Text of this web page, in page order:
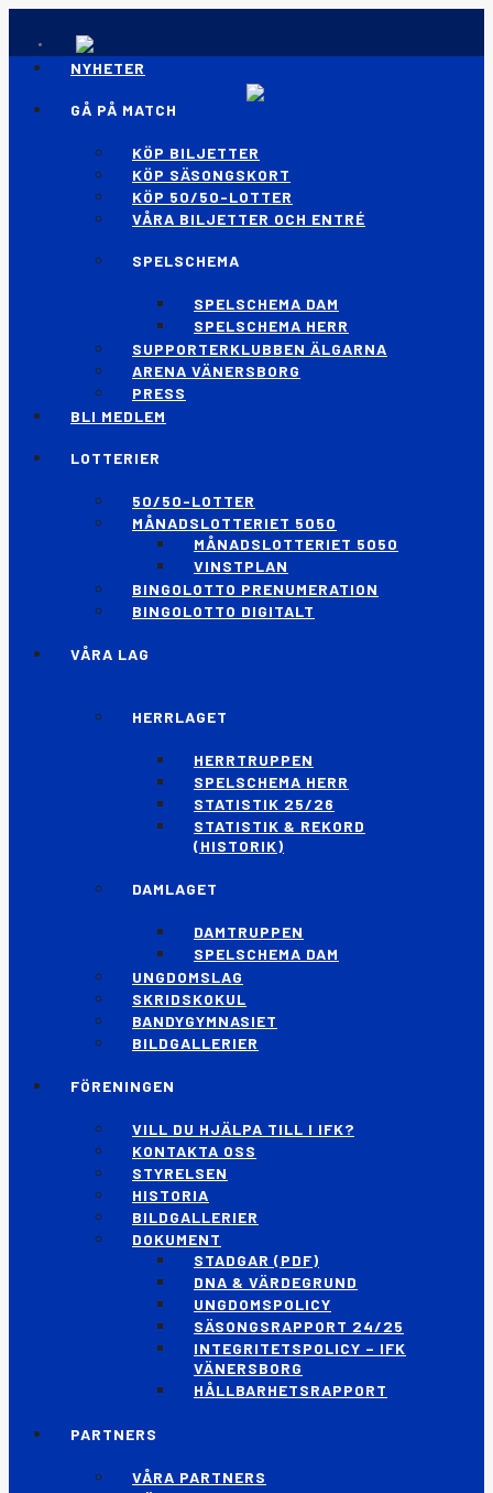
NYHETER
GÅ PÅ MATCH
KÖP BILJETTER
KÖP SÄSONGSKORT
KÖP 50/50-LOTTER
VÅRA BILJETTER OCH ENTRÉ
SPELSCHEMA
SPELSCHEMA DAM
SPELSCHEMA HERR
SUPPORTERKLUBBEN ÄLGARNA
ARENA VÄNERSBORG
PRESS
BLI MEDLEM
LOTTERIER
50/50-LOTTER
MÅNADSLOTTERIET 5050
MÅNADSLOTTERIET 5050
VINSTPLAN
BINGOLOTTO PRENUMERATION
BINGOLOTTO DIGITALT
VÅRA LAG
HERRLAGET
HERRTRUPPEN
SPELSCHEMA HERR
STATISTIK 25/26
STATISTIK & REKORD
(HISTORIK)
DAMLAGET
DAMTRUPPEN
SPELSCHEMA DAM
UNGDOMSLAG
SKRIDSKOKUL
BANDYGYMNASIET
BILDGALLERIER
FÖRENINGEN
VILL DU HJÄLPA TILL I IFK?
KONTAKTA OSS
STYRELSEN
HISTORIA
BILDGALLERIER
DOKUMENT
STADGAR (PDF)
DNA & VÄRDEGRUND
UNGDOMSPOLICY
SÄSONGSRAPPORT 24/25
INTEGRITETSPOLICY – IFK
VÄNERSBORG
HÅLLBARHETSRAPPORT
PARTNERS
VÅRA PARTNERS